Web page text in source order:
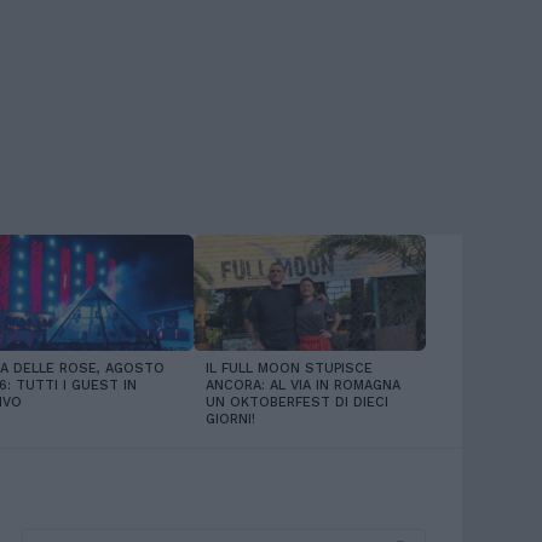
DELLE ROSE, AGOSTO
TUTTI I GUEST IN
IL FULL MOON STUPISCE
ANCORA: AL VIA IN ROMAGNA
UN OKTOBERFEST DI DIECI
GIORNI!